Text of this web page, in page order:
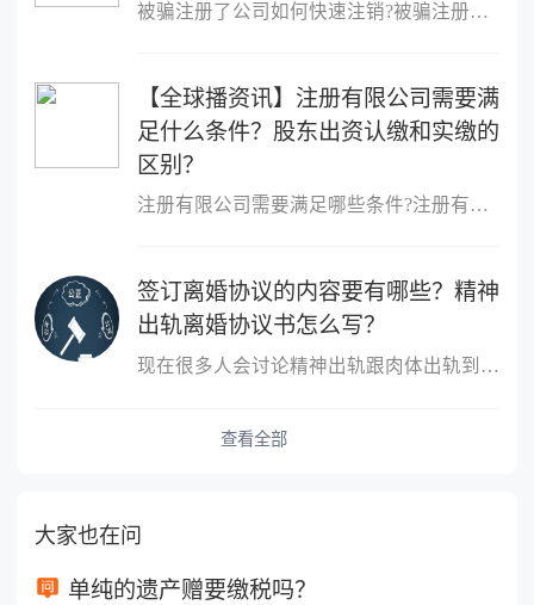
被骗注册了公司如何快速注销?被骗注册公司想注销该公司的注销流程：
【全球播资讯】注册有限公司需要满
足什么条件？股东出资认缴和实缴的
区别？
注册有限公司需要满足哪些条件?注册有限公司需要满足什么条件?1、股
签订离婚协议的内容要有哪些？精神
出轨离婚协议书怎么写？
现在很多人会讨论精神出轨跟肉体出轨到底哪个更严重？这个不同的人
查看全部
大家也在问
单纯的遗产赠要缴税吗？